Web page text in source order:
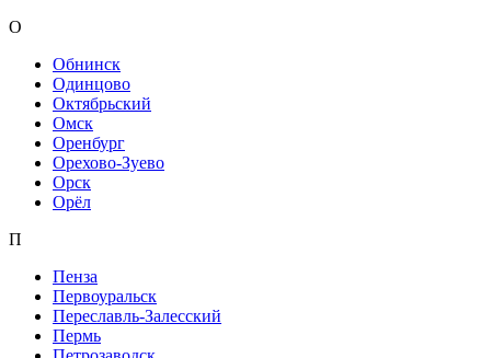
О
Обнинск
Одинцово
Октябрьский
Омск
Оренбург
Орехово-Зуево
Орск
Орёл
П
Пенза
Первоуральск
Переславль-Залесский
Пермь